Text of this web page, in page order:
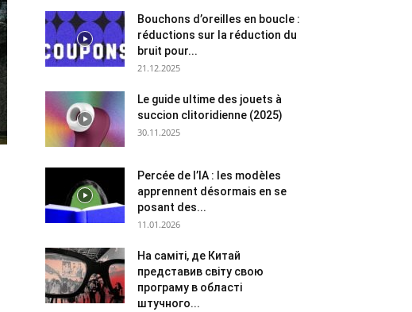
Bouchons d’oreilles en boucle :
réductions sur la réduction du
bruit pour...
21.12.2025
Le guide ultime des jouets à
succion clitoridienne (2025)
30.11.2025
Percée de l’IA : les modèles
apprennent désormais en se
posant des...
11.01.2026
На саміті, де Китай
представив світу свою
програму в області
штучного...